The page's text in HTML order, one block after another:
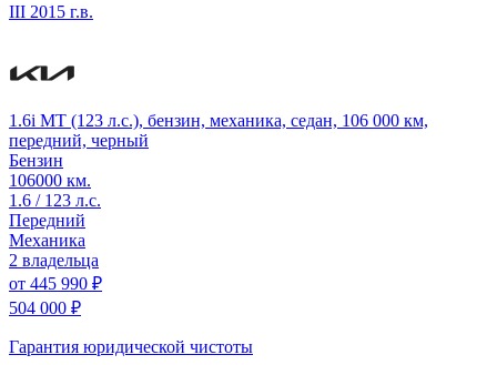
III 2015 г.в.
1.6i MT (123 л.с.), бензин, механика, седан, 106 000 км,
передний, черный
Бензин
106000 км.
1.6 / 123 л.с.
Передний
Механика
2 владельца
от 445 990 ₽
504 000 ₽
Гарантия юридической чистоты